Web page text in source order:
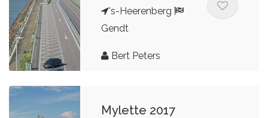
's-Heerenberg
Gendt
Bert Peters
Mylette 2017